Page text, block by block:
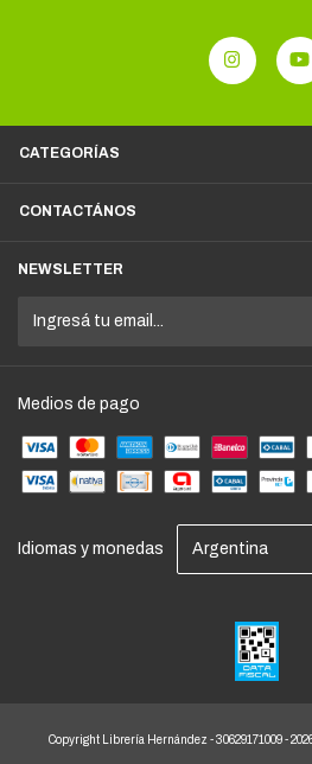
CATEGORÍAS
CONTACTÁNOS
NEWSLETTER
Medios de pago
Idiomas y monedas
Copyright Librería Hernández - 30629171009 -